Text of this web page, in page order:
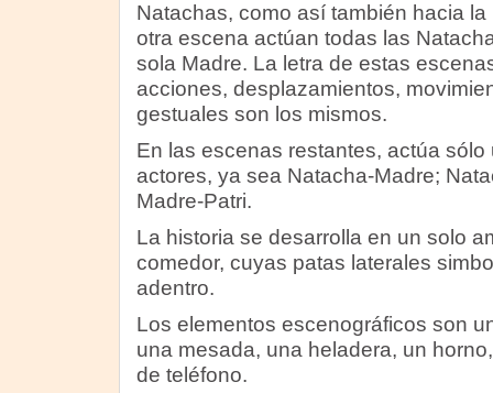
Natachas, como así también hacia
otra escena actúan todas las
sola Madre. La letra de estas
acciones, desplazamientos,
gestuales son los mismos.
En las escenas restantes, actúa
actores, ya sea Natacha-Madre;
Madre-Patri.
La historia se desarrolla en un solo
comedor, cuyas patas laterales
adentro.
Los elementos escenográficos son
una mesada, una heladera, un
de teléfono.